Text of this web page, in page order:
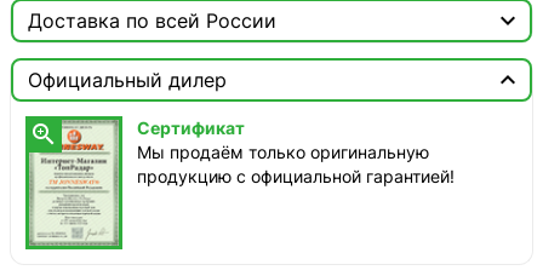
Доставка по всей России 
 Москва
ТопРадар — Курьер
сегодня, от 350 ₽
ТопРадар — Самовывоз
сегодня, бесплатно
наб. Бережковская, д. 20, стр. 19
Официальный дилер


Сертификат
Мы продаём только оригинальную
продукцию с официальной гарантией!